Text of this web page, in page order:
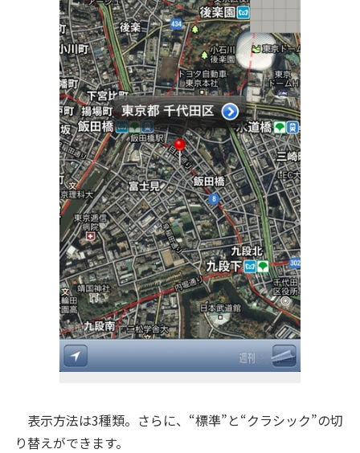
表示方法は3種類。さらに、“標準”と“クラシック”の切
り替えができます。